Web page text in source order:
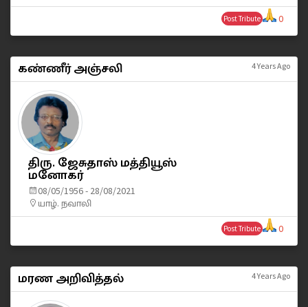
0
Post Tribute
கண்ணீர் அஞ்சலி 4 Years Ago
திரு. ஜேசுதாஸ் மத்தியூஸ்
மனோகர்
08/05/1956 - 28/08/2021
யாழ். நவாலி
0
Post Tribute
மரண அறிவித்தல் 4 Years Ago